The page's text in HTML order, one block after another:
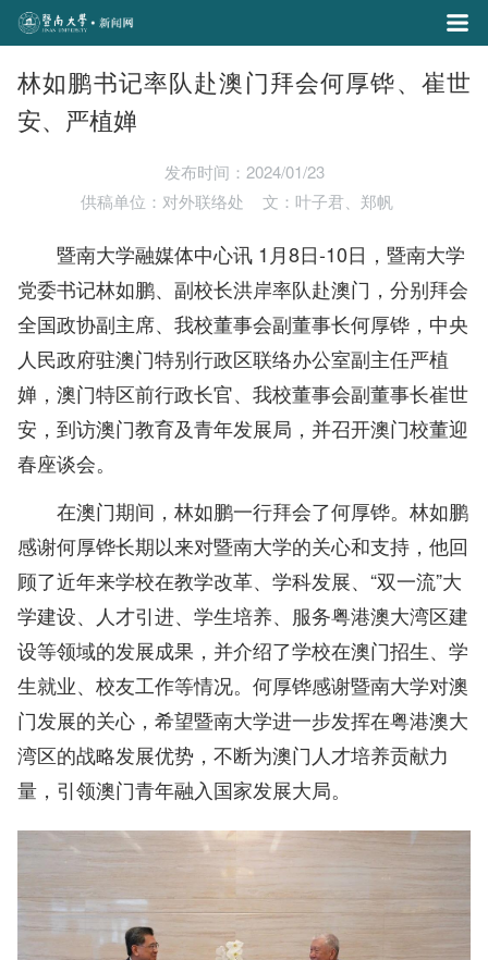
林如鹏书记率队赴澳门拜会何厚铧、崔世
安、严植婵
发布时间：2024/01/23
供稿单位：对外联络处
文：叶子君、郑帆
暨南大学融媒体中心讯 1月8日-10日，暨南大学
党委书记林如鹏、副校长洪岸率队赴澳门，分别拜会
全国政协副主席、我校董事会副董事长何厚铧，中央
人民政府驻澳门特别行政区联络办公室副主任严植
婵，澳门特区前行政长官、我校董事会副董事长崔世
安，到访澳门教育及青年发展局，并召开澳门校董迎
春座谈会。
在澳门期间，林如鹏一行拜会了何厚铧。林如鹏
感谢何厚铧长期以来对暨南大学的关心和支持，他回
顾了近年来学校在教学改革、学科发展、“双一流”大
学建设、人才引进、学生培养、服务粤港澳大湾区建
设等领域的发展成果，并介绍了学校在澳门招生、学
生就业、校友工作等情况。何厚铧感谢暨南大学对澳
门发展的关心，希望暨南大学进一步发挥在粤港澳大
湾区的战略发展优势，不断为澳门人才培养贡献力
量，引领澳门青年融入国家发展大局。